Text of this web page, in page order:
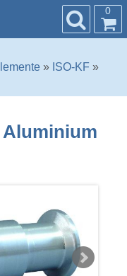
0
» ISO-KF »